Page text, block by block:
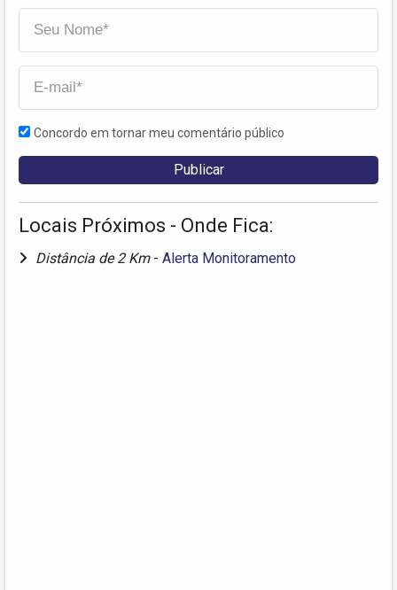
Concordo em tornar meu comentário público
Locais Próximos - Onde Fica:
Distância de 2 Km - Alerta Monitoramento